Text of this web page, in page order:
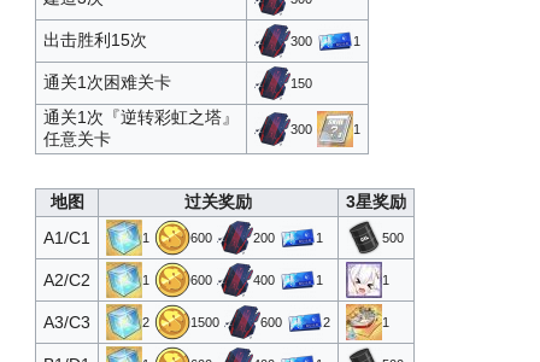
27 40000 伯鲁克科技箱T5
28 50000 伯鲁克科技箱T5
出击胜利15次 300 1
通关1次困难关卡 150
通关1次『逆转彩虹之塔』
任意关卡
300 1
地图 过关奖励
3星奖励
A1/C1
1 600 200 1 500
A2/C2 1 600 400 1 1
A3/C3 2 1500 600 2 1